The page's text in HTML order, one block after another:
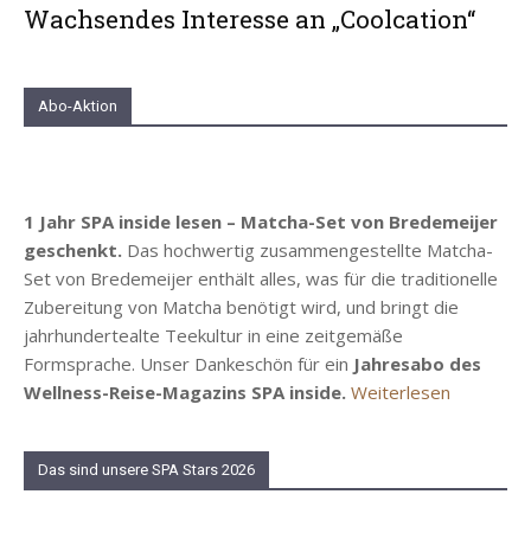
Wachsendes Interesse an „Coolcation“
Abo-Aktion
1 Jahr SPA inside lesen – Matcha-Set von Bredemeijer
geschenkt. Das hochwertig zusammengestellte Matcha-
Set von Bredemeijer enthält alles, was für die traditionelle
Zubereitung von Matcha benötigt wird, und bringt die
jahrhundertealte Teekultur in eine zeitgemäße
Formsprache. Unser Dankeschön für ein Jahresabo des
Wellness-Reise-Magazins SPA inside. Weiterlesen
Das sind unsere SPA Stars 2026